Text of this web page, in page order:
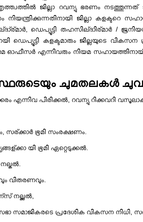
ജില്ലാ റവന്യു ഭരണം
ജില്ലാ കളക്ടറെ
ഡെപ്യൂട്ടി തഹസില്ദാിര്മാര്‍ /
ഡെപ്യൂട്ടി കളക്ടമാരും ജില്ലയുടെ
ഓഫീസര്‍ എന്നിവരും നിയമ
ചുമതലകള്‍
എന്നിവ പിരിക്കല്‍, റവന്യു റിക്കവറി
സര്ക്കാര്‍ ഭൂമി സംരക്ഷണം.
യി ഭൂമി ഏറ്റെടുക്കല്‍.
വിതരണവും.
നല്ക്കല്‍,
സമാജികരടെ പ്രദേശിക വികസന നിധി,